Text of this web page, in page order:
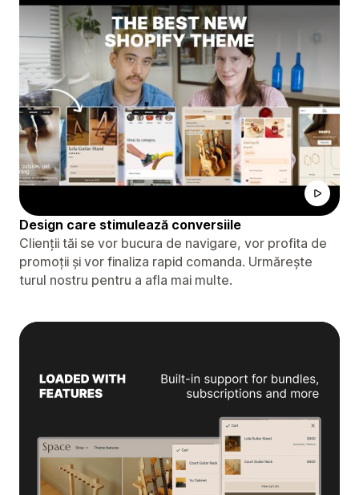
Design care stimulează conversiile
Clienții tăi se vor bucura de navigare, vor profita de
promoții și vor finaliza rapid comanda. Urmărește
turul nostru pentru a afla mai multe.